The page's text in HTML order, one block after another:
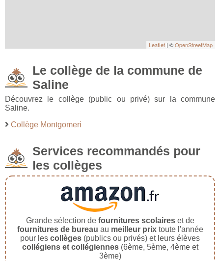
Leaflet | ©OpenStreetMap
Le collège de la commune de
Saline
Découvrez le collège (public ou privé) sur la commune
Saline.
Collège Montgomeri
Services recommandés pour
les collèges
Grande sélection de fournitures scolaireset de
fournitures de bureau au meilleur prixtoute l'année
pour les collèges (publics ou privés) et leurs élèves
collégiens et collégiennes(6ème, 5ème, 4ème et
3ème)